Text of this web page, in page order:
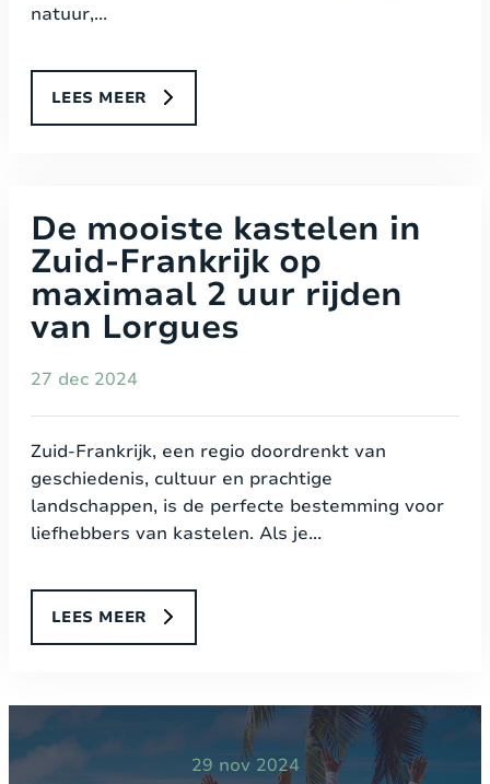
natuur,...
LEES MEER
De mooiste kastelen in
Zuid-Frankrijk op
maximaal 2 uur rijden
van Lorgues
27 dec 2024
Zuid-Frankrijk, een regio doordrenkt van
geschiedenis, cultuur en prachtige
landschappen, is de perfecte bestemming voor
liefhebbers van kastelen. Als je...
LEES MEER
29 nov 2024